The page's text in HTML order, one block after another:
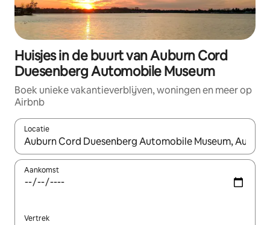
Huisjes in de buurt van Auburn Cord
Duesenberg Automobile Museum
Boek unieke vakantieverblijven, woningen en meer op
Airbnb
Locatie
Wanneer er suggesties beschikbaar zijn, maak je een keuze
Aankomst
Vertrek